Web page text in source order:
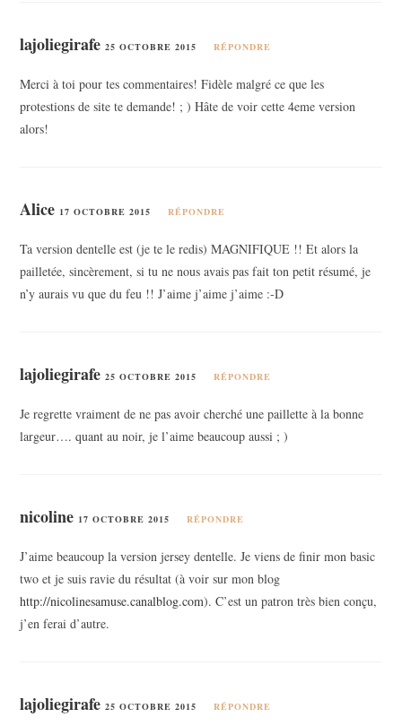
lajoliegirafe 25 OCTOBRE 2015 RÉPONDRE
Merci à toi pour tes commentaires! Fidèle malgré ce que les
protestions de site te demande! ; ) Hâte de voir cette 4eme version
alors!
Alice 17 OCTOBRE 2015 RÉPONDRE
Ta version dentelle est (je te le redis) MAGNIFIQUE !! Et alors la
pailletée, sincèrement, si tu ne nous avais pas fait ton petit résumé, je
n’y aurais vu que du feu !! J’aime j’aime j’aime :-D
lajoliegirafe 25 OCTOBRE 2015 RÉPONDRE
Je regrette vraiment de ne pas avoir cherché une paillette à la bonne
largeur…. quant au noir, je l’aime beaucoup aussi ; )
nicoline 17 OCTOBRE 2015 RÉPONDRE
J’aime beaucoup la version jersey dentelle. Je viens de finir mon basic
two et je suis ravie du résultat (à voir sur mon blog
http://nicolinesamuse.canalblog.com). C’est un patron très bien conçu,
j’en ferai d’autre.
lajoliegirafe 25 OCTOBRE 2015 RÉPONDRE